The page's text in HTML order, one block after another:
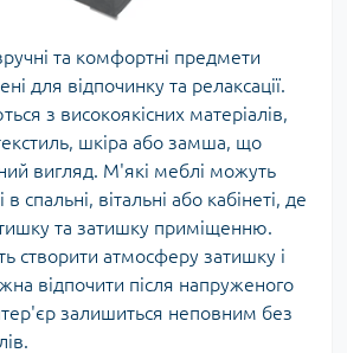
та комфортні предмети
для відпочинку та релаксації.
з високоякісних матеріалів,
шкіра або замша, що
вигляд. М'які меблі можуть
спальні, вітальні або кабінеті, де
та затишку приміщенню.
створити атмосферу затишку і
відпочити після напруженого
залишиться неповним без